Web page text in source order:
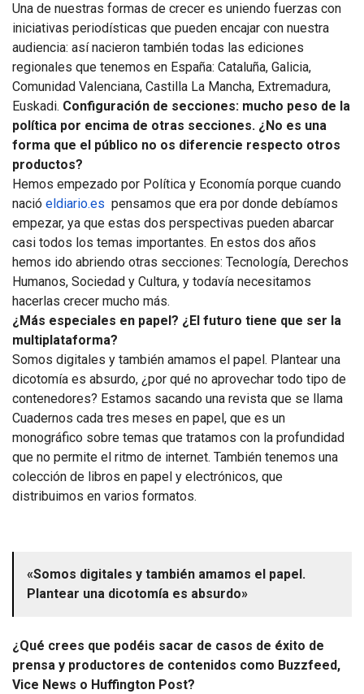
Una de nuestras formas de crecer es uniendo fuerzas con
iniciativas periodísticas que pueden encajar con nuestra
audiencia: así nacieron también todas las ediciones
regionales que tenemos en España: Cataluña, Galicia,
Comunidad Valenciana, Castilla La Mancha, Extremadura,
Euskadi. Configuración de secciones: mucho peso de la
política por encima de otras secciones. ¿No es una
forma que el público no os diferencie respecto otros
productos?
Hemos empezado por Política y Economía porque cuando
nació eldiario.es pensamos que era por donde debíamos
empezar, ya que estas dos perspectivas pueden abarcar
casi todos los temas importantes. En estos dos años
hemos ido abriendo otras secciones: Tecnología, Derechos
Humanos, Sociedad y Cultura, y todavía necesitamos
hacerlas crecer mucho más.
¿Más especiales en papel? ¿El futuro tiene que ser la
multiplataforma?
Somos digitales y también amamos el papel. Plantear una
dicotomía es absurdo, ¿por qué no aprovechar todo tipo de
contenedores? Estamos sacando una revista que se llama
Cuadernos cada tres meses en papel, que es un
monográfico sobre temas que tratamos con la profundidad
que no permite el ritmo de internet. También tenemos una
colección de libros en papel y electrónicos, que
distribuimos en varios formatos.
«Somos digitales y también amamos el papel.
Plantear una dicotomía es absurdo»
¿Qué crees que podéis sacar de casos de éxito de
prensa y productores de contenidos como Buzzfeed,
Vice News o Huffington Post?